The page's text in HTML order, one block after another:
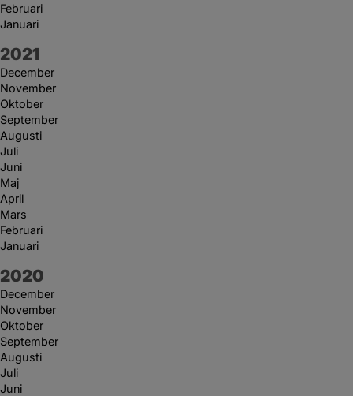
Februari
Januari
År:
2021
December
November
Oktober
September
Augusti
Juli
Juni
Maj
April
Mars
Februari
Januari
År:
2020
December
November
Oktober
September
Augusti
Juli
Juni